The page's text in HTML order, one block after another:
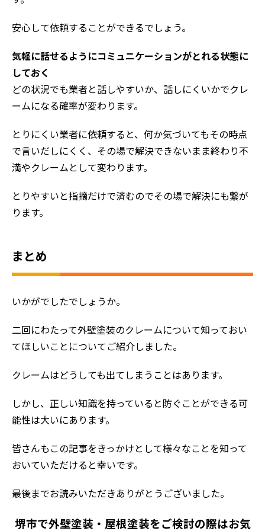
会社案内
評判の声
安心して依頼することができるでしょう。
気軽に話せるようにコミュニケーションがとれる状態に
しておく
どの状況でも業者と話しやすいか、話しにくいかでクレ
ームになる確率が変わります。
とりにくい業者に依頼すると、何か気づいてもその時点
で言いだしにくく、その場で解決できないまま終わり不
満やクレームとして変わります。
とりやすいと指摘だけで済むのでその場で解決にも繋が
ります。
まとめ
いかがでしたでしょうか。
二回にわたって外壁塗装のクレームについて知っておい
てほしいことについてご紹介しました。
クレームはどうしても出てしまうことはあります。
しかし、正しい知識を持っていると防ぐことができる可
能性は大いにあります。
皆さんもこの記事をきっかけとして様々なことを知って
おいていただけると幸いです。
最後までお読みいただきありがとうございました。
堺市で外壁塗装・屋根塗装をご検討の際はお気